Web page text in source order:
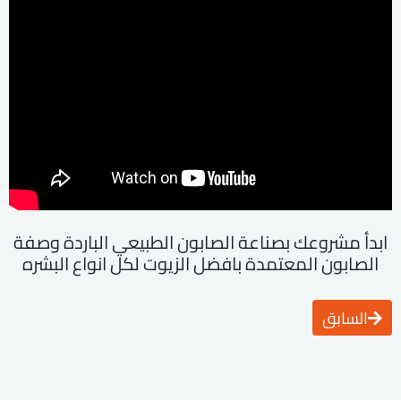
ابدأ مشروعك بصناعة الصابون الطبيعي الباردة وصفة
الصابون المعتمدة بافضل الزيوت لكل انواع البشره
السابق